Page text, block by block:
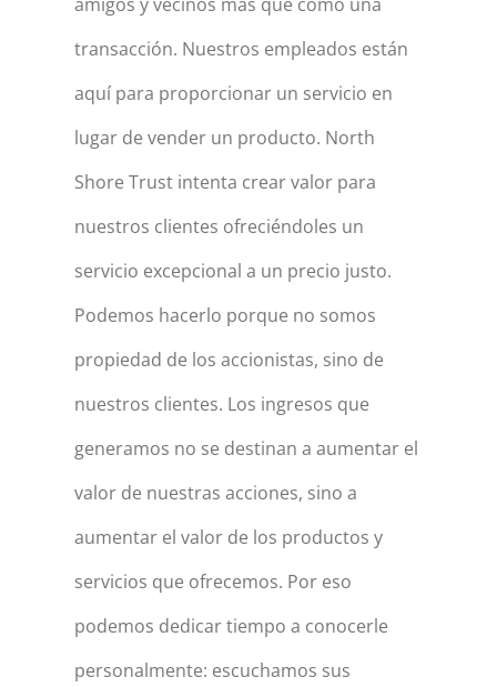
transacción. Nuestros empleados están
aquí para proporcionar un servicio en
lugar de vender un producto. North
Shore Trust intenta crear valor para
nuestros clientes ofreciéndoles un
servicio excepcional a un precio justo.
Podemos hacerlo porque no somos
propiedad de los accionistas, sino de
nuestros clientes. Los ingresos que
generamos no se destinan a aumentar el
valor de nuestras acciones, sino a
aumentar el valor de los productos y
servicios que ofrecemos. Por eso
podemos dedicar tiempo a conocerle
personalmente: escuchamos sus